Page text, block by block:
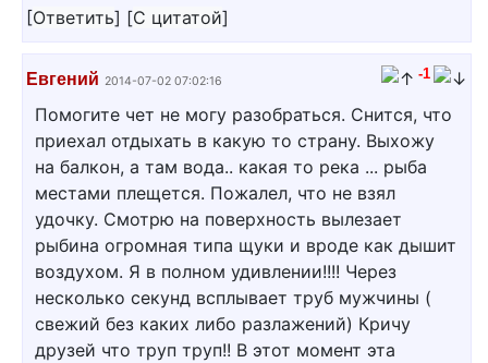
[Ответить] [С цитатой]
Евгений 2014-07-02 07:02:16 -1
Помогите чет не могу разобраться. Снится, что
приехал отдыхать в какую то страну. Выхожу
на балкон, а там вода.. какая то река ... рыба
местами плещется. Пожалел, что не взял
удочку. Смотрю на поверхность вылезает
рыбина огромная типа щуки и вроде как дышит
воздухом. Я в полном удивлении!!!! Через
несколько секунд всплывает труб мужчины (
свежий без каких либо разлажений) Кричу
друзей что труп труп!! В этот момент эта